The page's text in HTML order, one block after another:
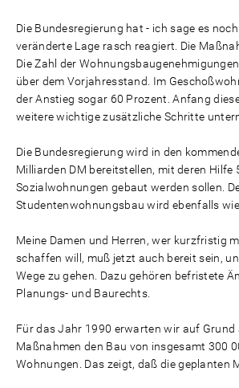
Die Bundesregierung hat - ich sage es
veränderte Lage rasch reagiert. Die
Die Zahl der
über dem Vorjahresstand. Im
der Anstieg sogar 60 Prozent. Anfang
weitere wichtige zusätzliche Schritte
Die Bundesregierung wird in den
Milliarden DM bereitstellen, mit deren Hilfe
Sozialwohnungen gebaut werden sollen.
Studentenwohnungsbau wird ebenfalls
Meine Damen und Herren, wer kurzfristig
schaffen will, muß jetzt auch bereit sein,
Wege zu gehen. Dazu gehören befristete
Planungs- und Baurechts.
Für das Jahr 1990 erwarten wir auf Grund
Maßnahmen den Bau von insgesamt 300
Wohnungen. Das zeigt, daß die geplanten